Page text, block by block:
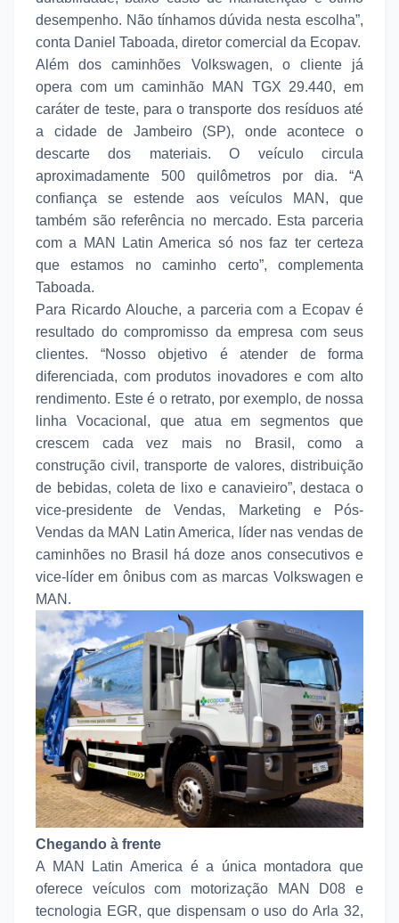
desempenho. Não tínhamos dúvida nesta escolha”,
conta Daniel Taboada, diretor comercial da Ecopav.
Além dos caminhões Volkswagen, o cliente já
opera com um caminhão MAN TGX 29.440, em
caráter de teste, para o transporte dos resíduos até
a cidade de Jambeiro (SP), onde acontece o
descarte dos materiais. O veículo circula
aproximadamente 500 quilômetros por dia. “A
confiança se estende aos veículos MAN, que
também são referência no mercado. Esta parceria
com a MAN Latin America só nos faz ter certeza
que estamos no caminho certo”, complementa
Taboada.
Para Ricardo Alouche, a parceria com a Ecopav é
resultado do compromisso da empresa com seus
clientes. “Nosso objetivo é atender de forma
diferenciada, com produtos inovadores e com alto
rendimento. Este é o retrato, por exemplo, de nossa
linha Vocacional, que atua em segmentos que
crescem cada vez mais no Brasil, como a
construção civil, transporte de valores, distribuição
de bebidas, coleta de lixo e canavieiro”, destaca o
vice-presidente de Vendas, Marketing e Pós-
Vendas da MAN Latin America, líder nas vendas de
caminhões no Brasil há doze anos consecutivos e
vice-líder em ônibus com as marcas Volkswagen e
MAN.
Chegando à frente
A MAN Latin America é a única montadora que
oferece veículos com motorização MAN D08 e
tecnologia EGR, que dispensam o uso do Arla 32,